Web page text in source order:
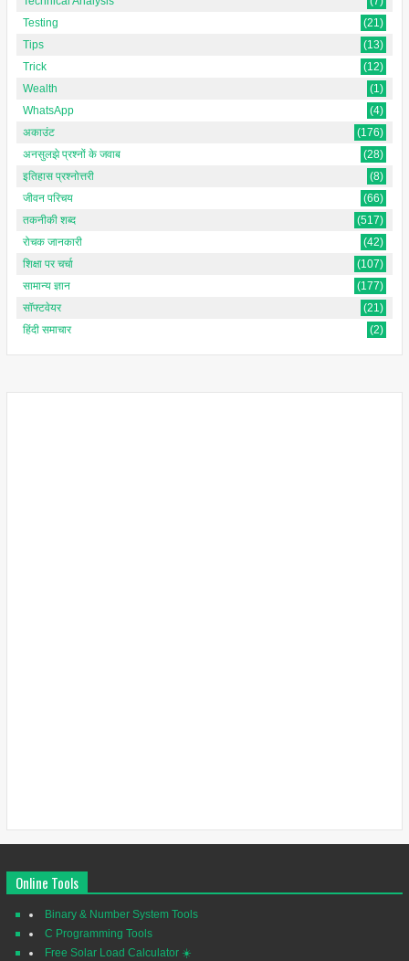
Testing
(21)
Tips
(13)
Trick
(12)
Wealth
(1)
WhatsApp
(4)
अकाउंट
(176)
अनसुलझे प्रश्नों के जवाब
(28)
इतिहास प्रश्नोत्तरी
(8)
जीवन परिचय
(66)
तकनीकी शब्द
(517)
रोचक जानकारी
(42)
शिक्षा पर चर्चा
(107)
सामान्य ज्ञान
(177)
सॉफ्टवेयर
(21)
हिंदी समाचार
(2)
Online Tools
Binary & Number System Tools
C Programming Tools
Free Solar Load Calculator ☀️